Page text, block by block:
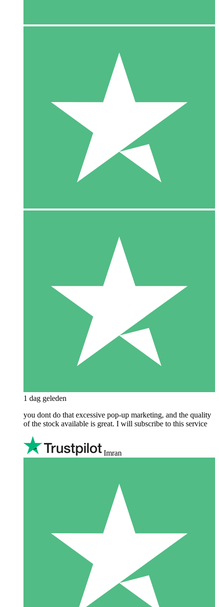
1 dag geleden
you dont do that excessive pop-up marketing, and the quality
of the stock available is great. I will subscribe to this service
Imran